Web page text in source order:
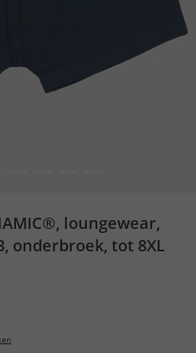
loungewear,
onderbroek, tot 8XL